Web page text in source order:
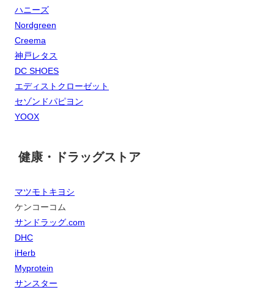
ハニーズ
Nordgreen
Creema
神戸レタス
DC SHOES
エディストクローゼット
セゾンドパピヨン
YOOX
健康・ドラッグストア
マツモトキヨシ
ケンコーコム
サンドラッグ.com
DHC
iHerb
Myprotein
サンスター